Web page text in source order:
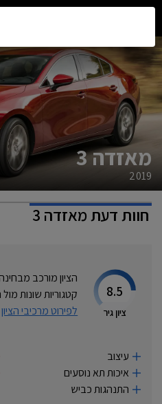
מאזדה 3
2019
חוות דעתמאזדה 3
8.5
ציון גיר
הציון מורכב
קטגוריות שונות
לפירוט מרכיבי הציון
עיצוב
איכות תא נוסעים
התנהגות כביש